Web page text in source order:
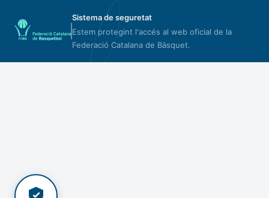
Sistema de seguretat
Estem protegint l'accés al web oficial de la
Federació Catalana de Bàsquet.